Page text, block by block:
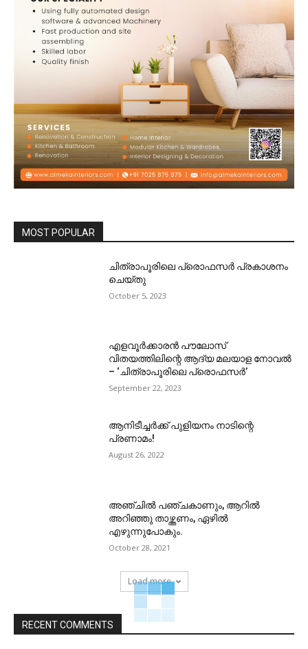
MOST POPULAR
ചിത്രാപൂരിലെ പ്രൊഫസർ പ്രകാശനം
ചെയ്തു
October 5, 2023
എളവൂർക്കാരൻ പൗലോസ്
വിതയത്തിലിന്റെ ആദ്യ മലയാള നോവൽ
– ‘ചിത്രാപൂരിലെ പ്രൊഫസർ’
September 22, 2023
ആനിടീച്ചർക്ക് പുളിയനം നാടിന്റെ
പ്രണാമം!
August 26, 2022
അഞ്ചിൽ പഞ്ചകാണും, ആറിൽ
അറിഞ്ഞു താഴ്ത്തണം, ഏഴിൽ
എഴുന്നുപോകും.
October 28, 2021
Load more
RECENT COMMENTS